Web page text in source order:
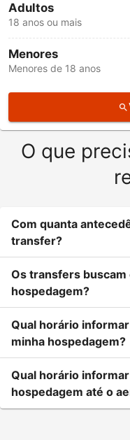
Adultos
18 anos ou mais
Menores
Menores de 18 anos
O que
Com quanta
transfer?
Os transfers buscam
hospedagem?
Qual horário
minha hospedagem?
Qual horário
hospedagem até o